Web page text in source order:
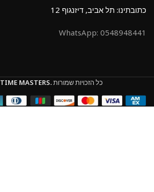
כתובתינו: תל אביב, דיזנגוף 12
0548948441 :WhatsApp
TIME MASTERS.כל הזכויות שמורות